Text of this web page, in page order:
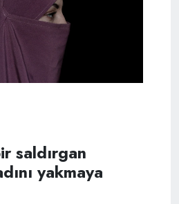
saldırgan
yakmaya